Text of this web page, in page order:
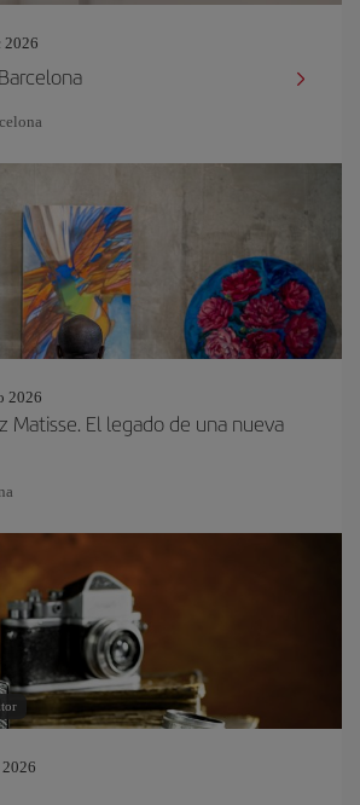
2026
2026
Matisse. El legado de una nueva